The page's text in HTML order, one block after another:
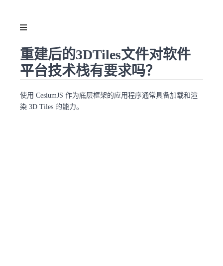
重建后的3DTiles文件对软件
平台技术栈有要求吗？
使用 CesiumJS 作为底层框架的应用程序通常具备加载和渲
染 3D Tiles 的能力。